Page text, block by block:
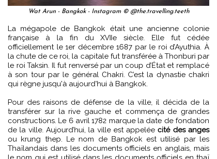
Wat Arun - Bangkok - Instagram © @the.travelling.teeth
La mégapole de Bangkok était une ancienne colonie
française à la fin du XVIIe siècle. Elle fut cédée
officiellement le 1er décembre 1687 par le roi d’Ayuthia. À
la chute de ce roi, la capitale fut transférée à Thonburi par
le roi Taksin. Il fut renversé par un coup d’État et remplacé
à son tour par le général Chakri. C’est la dynastie chakri
qui règne jusqu'à aujourd'hui à Bangkok.
Pour des raisons de défense de la ville, il décida de la
transférer sur la rive gauche et commença de grandes
constructions. Le 6 avril 1782 marque la date de fondation
de la ville. Aujourd’hui, la ville est appelée cité des anges
ou krung thep. Le nom de Bangkok est utilisé par les
Thaïlandais dans les documents officiels en anglais, mais